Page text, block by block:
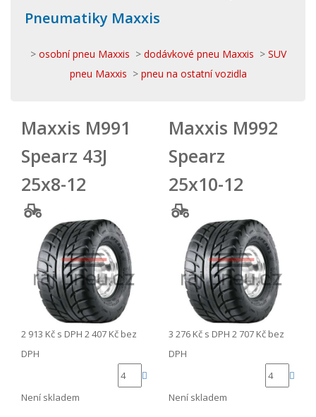
Pneumatiky Maxxis
> osobní pneu Maxxis > dodávkové pneu Maxxis > SUV
pneu Maxxis > pneu na ostatní vozidla
Maxxis M991
Spearz 43J
25x8-12
2 913 Kč s DPH 2 407 Kč bez
DPH
Není skladem
Maxxis M992
Spearz
25x10-12
3 276 Kč s DPH 2 707 Kč bez
DPH
Není skladem